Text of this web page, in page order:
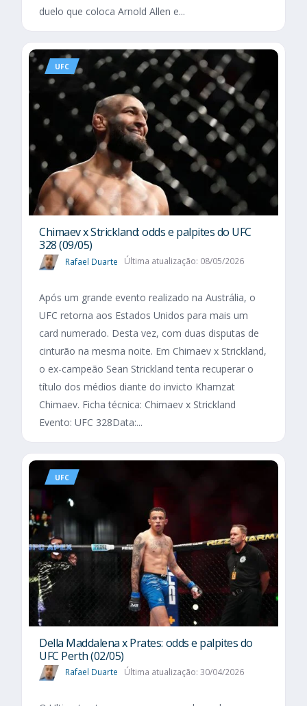
duelo que coloca Arnold Allen e...
UFC
Chimaev x Strickland: odds e palpites do UFC
328 (09/05)
Rafael Duarte Última atualização: 08/05/2026
Após um grande evento realizado na Austrália, o
UFC retorna aos Estados Unidos para mais um
card numerado. Desta vez, com duas disputas de
cinturão na mesma noite. Em Chimaev x Strickland,
o ex-campeão Sean Strickland tenta recuperar o
título dos médios diante do invicto Khamzat
Chimaev. Ficha técnica: Chimaev x Strickland
Evento: UFC 328Data:...
UFC
Della Maddalena x Prates: odds e palpites do
UFC Perth (02/05)
Rafael Duarte Última atualização: 30/04/2026